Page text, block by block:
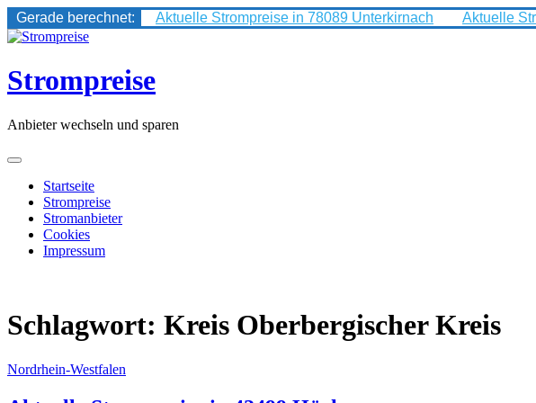
Gerade berechnet: Aktuelle Strompreise in 78089 Unterkirnach Aktuelle
Skip
content
Strompreise
Anbieter wechseln und sparen
Startseite
Strompreise
Stromanbieter
Cookies
Impressum
Schlagwort: Kreis Oberbergischer Kreis
Nordrhein-Westfalen